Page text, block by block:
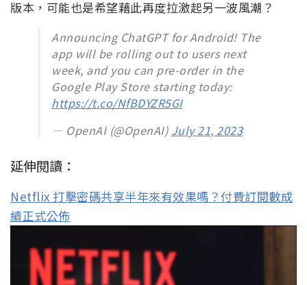
版本，可能也是希望藉此再度拉激起另一波風潮？
Announcing ChatGPT for Android! The
app will be rolling out to users next
week, and you can pre-order in the
Google Play Store starting today:
https://t.co/NfBDYZR5GI
— OpenAI (@OpenAI) July 21, 2023
延伸閱讀：
Netflix 打擊密碼共享半年來有效果嗎？付費訂閱數成
績正式公佈